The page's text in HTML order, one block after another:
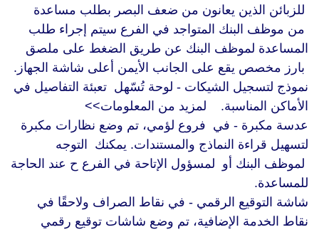
للزبائن الذين يعانون من ضعف البصر بطلب مساعدة
من موظف البنك المتواجد في الفرع سيتم إجراء طلب
المساعدة لموظف البنك عن طريق الضغط على ملصق
بارز مخصص يقع على الجانب الأيمن أعلى شاشة الجهاز.
نموذج لتسجيل الشيكات - لوحة تُسّهل تعبئة التفاصيل في
الأماكن المناسبة. لمزيد من المعلومات>>
عدسة مكبرة - في فروع لؤمي، تم وضع نظارات مكبرة
لتسهيل قراءة النماذج والمستندات. يمكنك التوجه
لموظف البنك أو لمسؤول الإتاحة في الفرع ح عند الحاجة
للمساعدة.
شاشة التوقيع الرقمي - في نقاط الصراف ولاحقًا في
نقاط الخدمة الإضافية، تم وضع شاشات توقيع رقمي